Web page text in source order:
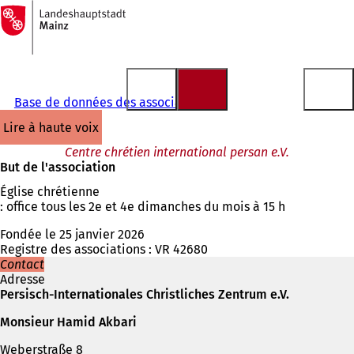
Accéder au contenu
Vers
la
page
d'accueil
Base de données des associations
lire à haute voix
Centre chrétien international persan e.V.
But de l'association
Église chrétienne
: office tous les 2e et 4e dimanches du mois à 15 h
Fondée le 25 janvier 2026
Registre des associations : VR 42680
Contact
Adresse
Persisch-Internationales Christliches Zentrum e.V.
Monsieur Hamid Akbari
Weberstraße 8